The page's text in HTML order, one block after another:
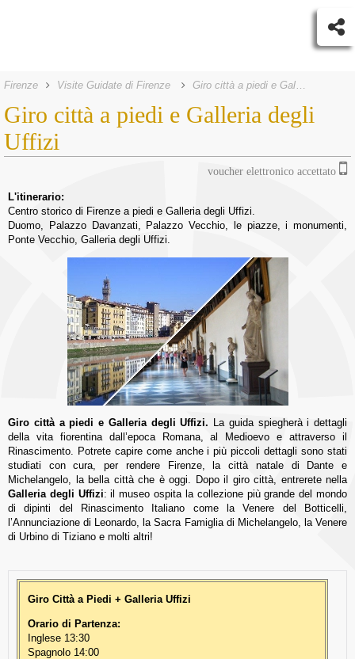
Firenze Visite Guidate di Firenze Giro città a piedi e Galleria degli Uffizi
Giro città a piedi e Galleria degli
Uffizi
voucher elettronico accettato
L'itinerario:
Centro storico di Firenze a piedi e Galleria degli Uffizi.
Duomo, Palazzo Davanzati, Palazzo Vecchio, le piazze, i monumenti,
Ponte Vecchio, Galleria degli Uffizi.
Giro città a piedi e Galleria degli Uffizi. La guida spiegherà i dettagli
della vita fiorentina dall’epoca Romana, al Medioevo e attraverso il
Rinascimento. Potrete capire come anche i più piccoli dettagli sono stati
studiati con cura, per rendere Firenze, la città natale di Dante e
Michelangelo, la bella città che è oggi. Dopo il giro città, entrerete nella
Galleria degli Uffizi: il museo ospita la collezione più grande del mondo
di dipinti del Rinascimento Italiano come la Venere del Botticelli,
l’Annunciazione di Leonardo, la Sacra Famiglia di Michelangelo, la Venere
di Urbino di Tiziano e molti altri!
Giro Città a Piedi + Galleria Uffizi
Orario di Partenza:
Inglese 13:30
Spagnolo 14:00